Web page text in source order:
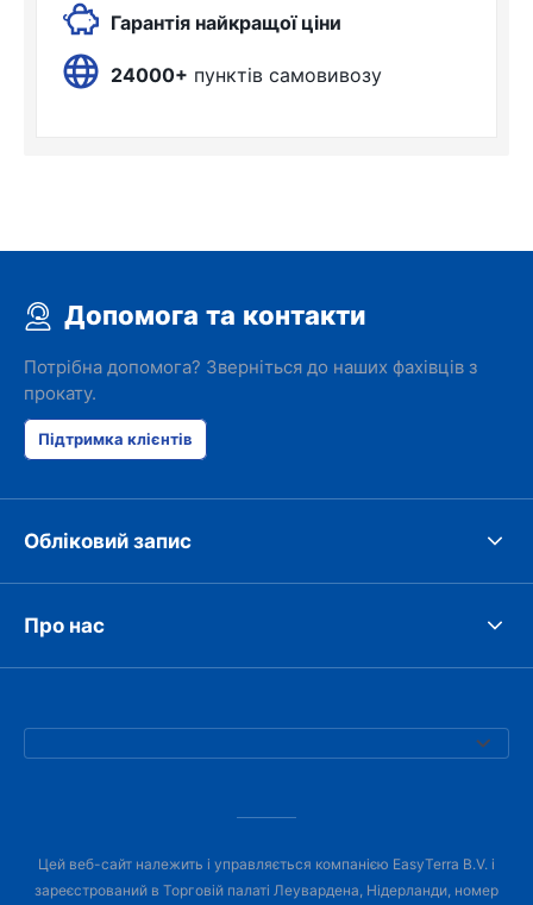
Гарантія найкращої ціни
24000+ пунктів самовивозу
Допомога та контакти
Потрібна допомога? Зверніться до наших фахівців з
прокату.
Підтримка клієнтів
Обліковий запис
Про нас
Цей веб-сайт належить і управляється компанією EasyTerra B.V. і
зареєстрований в Торговій палаті Леувардена, Нідерланди, номер